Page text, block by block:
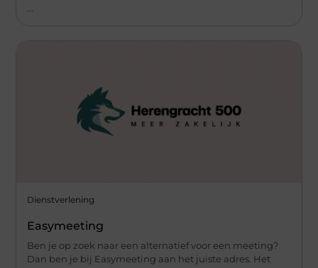
Dienstverlening
Easymeeting
Ben je op zoek naar een alternatief voor een meeting?
Dan ben je bij Easymeeting aan het juiste adres. Het